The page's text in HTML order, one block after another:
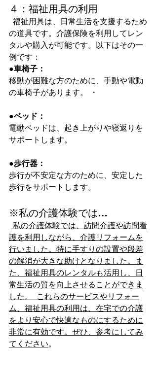
４：福祉用具の利用
の道具です。介護保険を利用してレン
タルや購入が可能です。以下はその一
例です：
●車椅子：
移動が困難な方のために、手動や電動
の車椅子があります。 ・
●ベッド：
電動ベッドは、起き上がりや寝返りを
サポートします。
●歩行器：
歩行が不安定な方のために、安定した
歩行をサポートします。
※私の介護体験では…
私の介護体験では、訪問介護や訪問看
護を利用しながら、介護リフォームを
行いました。特に手すりの設置や段差
の解消が大きな助けとなりました。ま
た、福祉用具のレンタルも活用し、日
常生活の質を向上させることができま
した。  これらのサービスやリフォー
ム、福祉用具の利用は、在宅での介護
をより安心で快適なものにするために
非常に有効です。ぜひ、参考にしてみ
てください。